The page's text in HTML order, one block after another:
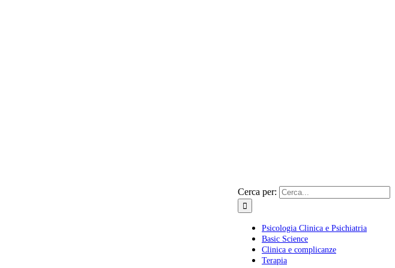
Cerca per:
Psicologia Clinica e Psichiatria
Basic Science
Clinica e complicanze
Terapia